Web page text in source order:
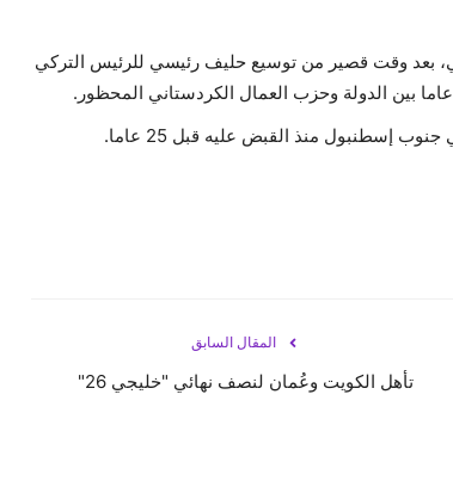
بعد وقت قصير من توسيع حليف رئيسي للرئيس التركي
إسطنبول منذ القبض عليه قبل 25 عاما.
المقال السابق
تأهل الكويت وعُمان لنصف نهائي "خليجي 26"